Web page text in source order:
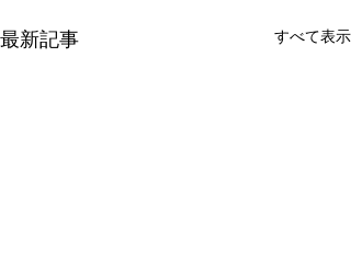
最新記事 すべて表示